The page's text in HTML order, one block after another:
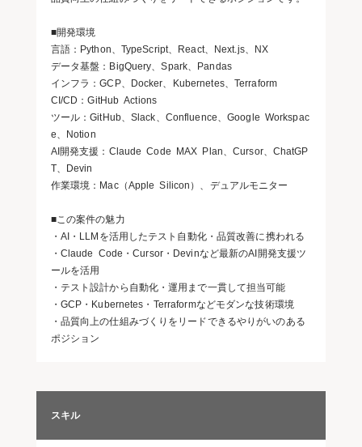
■開発環境
言語：Python、TypeScript、React、Next.js、NX
データ基盤：BigQuery、Spark、Pandas
インフラ：GCP、Docker、Kubernetes、Terraform
CI/CD：GitHub Actions
ツール：GitHub、Slack、Confluence、Google Workspac
e、Notion
AI開発支援：Claude Code MAX Plan、Cursor、ChatGP
T、Devin
作業環境：Mac（Apple Silicon）、デュアルモニター
■この案件の魅力
・AI・LLMを活用したテスト自動化・品質改善に携われる
・Claude Code・Cursor・Devinなど最新のAI開発支援ツ
ールを活用
・テスト設計から自動化・運用まで一貫して担当可能
・GCP・Kubernetes・Terraformなどモダンな技術環境
・品質向上の仕組みづくりをリードできるやりがいのある
ポジション
スキル